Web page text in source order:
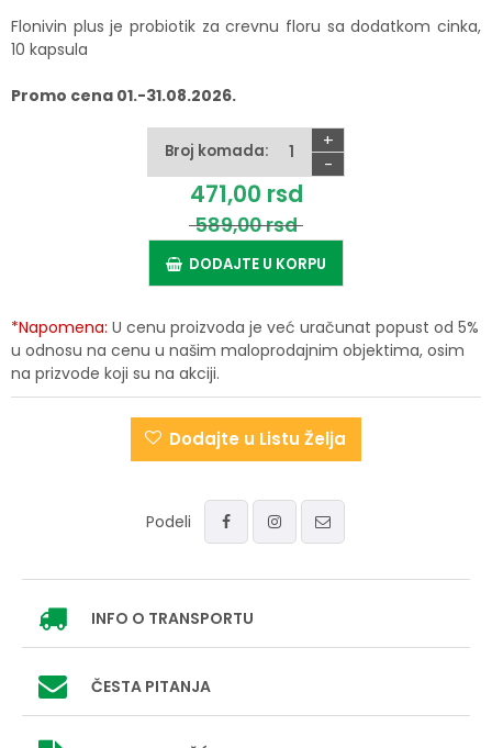
Flonivin plus je probiotik za crevnu floru sa dodatkom cinka,
10 kapsula
Promo cena 01.-31.08.2026.
Broj komada:
+
-
471,00 rsd
589,00rsd
DODAJTE U KORPU
*Napomena: U cenu proizvoda je već uračunat popust od 5%
u odnosu na cenu u našim maloprodajnim objektima, osim
na prizvode koji su na akciji.
Dodajte u Listu Želja
Podeli
INFO O TRANSPORTU
ČESTA PITANJA